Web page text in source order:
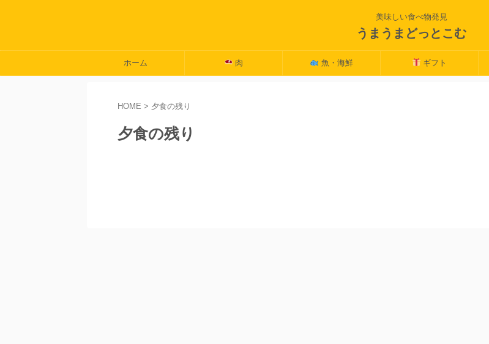
美味しい食べ物発見
うまうまどっとこむ
ホーム 肉 魚・海鮮 ギフト
HOME > 夕食の残り
夕食の残り